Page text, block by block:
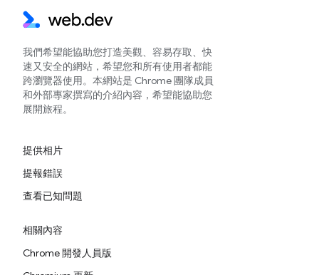
我們希望能協助您打造美觀、容易存取、快
速又安全的網站，希望您和所有使用者都能
跨瀏覽器使用。本網站是 Chrome 團隊成員
和外部專家撰寫的介紹內容，希望能協助您
展開旅程。
提供相片
提報錯誤
查看已知問題
相關內容
Chrome 開發人員版